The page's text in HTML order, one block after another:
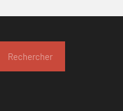
Rechercher